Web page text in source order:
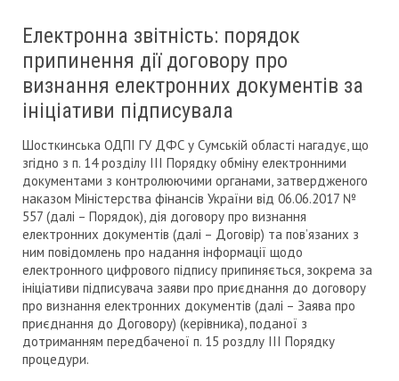
Електронна звітність: порядок
припинення дії договору про
визнання електронних документів за
ініціативи підписувала
Шосткинська ОДПІ ГУ ДФС у Сумській області нагадує, що
згідно з п. 14 розділу ІІІ Порядку обміну електронними
документами з контролюючими органами, затвердженого
наказом Міністерства фінансів України від 06.06.2017 №
557 (далі – Порядок), дія договору про визнання
електронних документів (далі – Договір) та пов’язаних з
ним повідомлень про надання інформації щодо
електронного цифрового підпису припиняється, зокрема за
ініціативи підписувача заяви про приєднання до договору
про визнання електронних документів (далі – Заява про
приєднання до Договору) (керівника), поданої з
дотриманням передбаченої п. 15 роздлу ІІІ Порядку
процедури.